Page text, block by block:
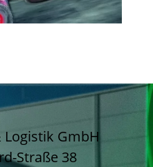
Logistik GmbH
Straße 38